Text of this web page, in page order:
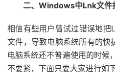
二、Windows中Lnk文件
相信有些用户曾试过错误地
文件，导致电脑系统所有的
电脑系统还不普遍使用的时候
不要紧，下面只要大家进行如